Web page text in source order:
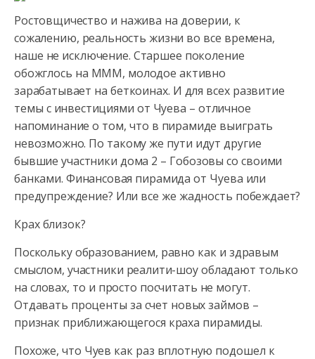
Ростовщичество и нажива на доверии, к
сожалению, реальность жизни во все времена,
наше не исключение. Старшее поколение
обожглось на МММ, молодое активно
зарабатывает на беткоинах. И для всех развитие
темы с инвестициями от Чуева – отличное
напоминание о том, что в пирамиде выиграть
невозможно. По такому же пути идут другие
бывшие участники дома 2 – Гобозовы со своими
банками. Финансовая пирамида от Чуева или
предупреждение? Или все же жадность побеждает?
Крах близок?
Поскольку образованием, равно как и здравым
смыслом, участники реалити-шоу обладают только
на словах, то и просто посчитать не могут.
Отдавать проценты за счет новых займов –
признак приближающегося краха пирамиды.
Похоже, что Чуев как раз вплотную подошел к